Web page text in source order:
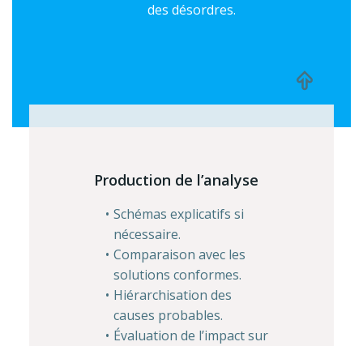
des désordres.
Production de l’analyse
Schémas explicatifs si
nécessaire.
Comparaison avec les
solutions conformes.
Hiérarchisation des
causes probables.
Évaluation de l’impact sur